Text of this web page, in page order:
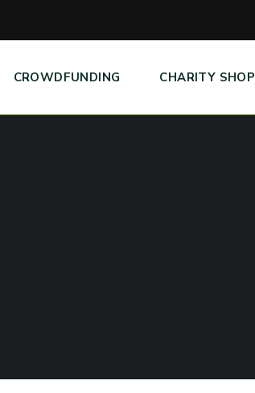
CROWDFUNDING CHARITY SHOP